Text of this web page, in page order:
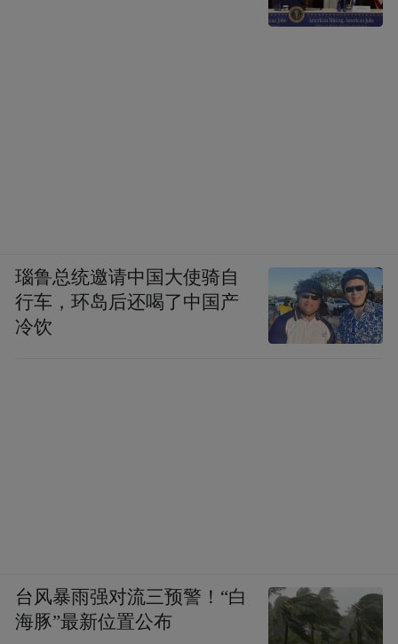
瑙鲁总统邀请中国大使骑自
行车，环岛后还喝了中国产
冷饮
台风暴雨强对流三预警！“白
海豚”最新位置公布